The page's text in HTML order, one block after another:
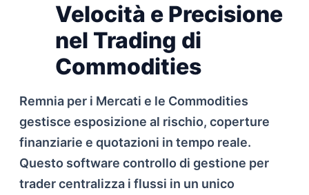
Velocità e Precisione
nel Trading di
Commodities
Remnia per i Mercati e le Commodities
gestisce esposizione al rischio, coperture
finanziarie e quotazioni in tempo reale.
Questo software controllo di gestione per
trader centralizza i flussi in un unico